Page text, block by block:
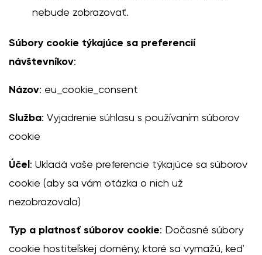
nebude zobrazovať.
Súbory cookie týkajúce sa preferencií
návštevníkov:
Názov: eu_cookie_consent
Služba: Vyjadrenie súhlasu s používaním súborov
cookie
Účel : Ukladá vaše preferencie týkajúce sa súborov
cookie (aby sa vám otázka o nich už
nezobrazovala)
Typ a platnosť súborov cookie: Dočasné súbory
cookie hostiteľskej domény, ktoré sa vymažú, keď